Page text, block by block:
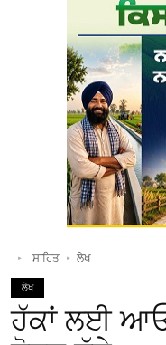
ਸਾਹਿਤ ਲੇਖ
ਲੇਖ
ਹੱਕਾਂ ਲਈ